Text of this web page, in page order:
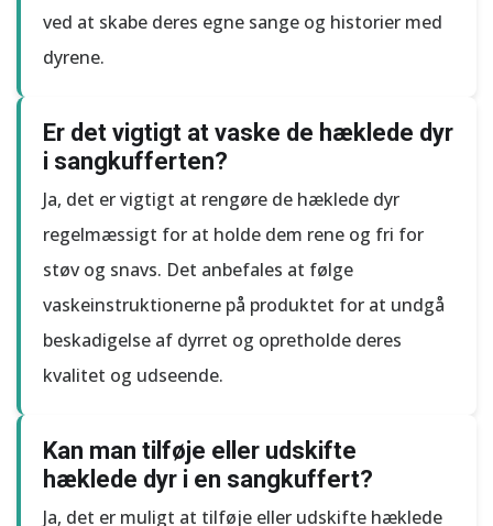
ved at skabe deres egne sange og historier med
dyrene.
Er det vigtigt at vaske de hæklede dyr
i sangkufferten?
Ja, det er vigtigt at rengøre de hæklede dyr
regelmæssigt for at holde dem rene og fri for
støv og snavs. Det anbefales at følge
vaskeinstruktionerne på produktet for at undgå
beskadigelse af dyrret og opretholde deres
kvalitet og udseende.
Kan man tilføje eller udskifte
hæklede dyr i en sangkuffert?
Ja, det er muligt at tilføje eller udskifte hæklede